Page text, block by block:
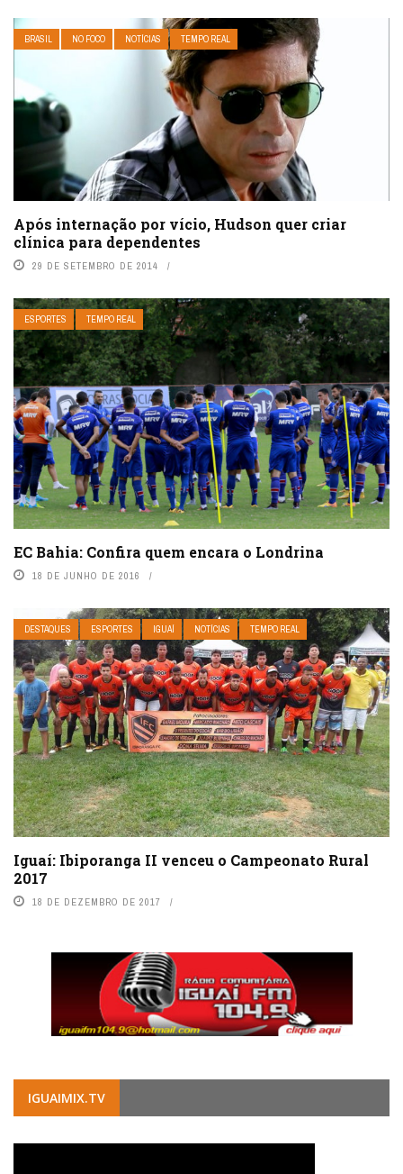
BRASIL NO FOCO NOTÍCIAS TEMPO REAL
Após internação por vício, Hudson quer criar
clínica para dependentes
29 DE SETEMBRO DE 2014
ESPORTES TEMPO REAL
EC Bahia: Confira quem encara o Londrina
18 DE JUNHO DE 2016
DESTAQUES ESPORTES IGUAÍ NOTÍCIAS TEMPO REAL
Iguaí: Ibiporanga II venceu o Campeonato Rural
2017
18 DE DEZEMBRO DE 2017
IGUAIMIX.TV